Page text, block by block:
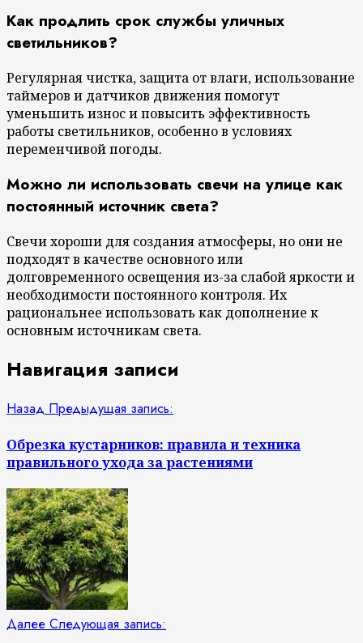
Как продлить срок службы уличных
светильников?
Регулярная чистка, защита от влаги, использование
таймеров и датчиков движения помогут
уменьшить износ и повысить эффективность
работы светильников, особенно в условиях
переменчивой погоды.
Можно ли использовать свечи на улице как
постоянный источник света?
Свечи хороши для создания атмосферы, но они не
подходят в качестве основного или
долговременного освещения из-за слабой яркости и
необходимости постоянного контроля. Их
рациональнее использовать как дополнение к
основным источникам света.
Навигация записи
Назад Предыдущая запись:
Обрезка кустарников: правила и техника
правильного ухода за растениями
Далее Следующая запись: